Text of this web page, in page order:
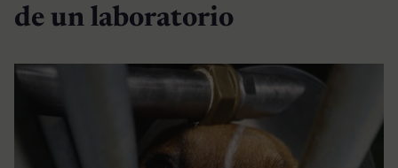
de un laboratorio